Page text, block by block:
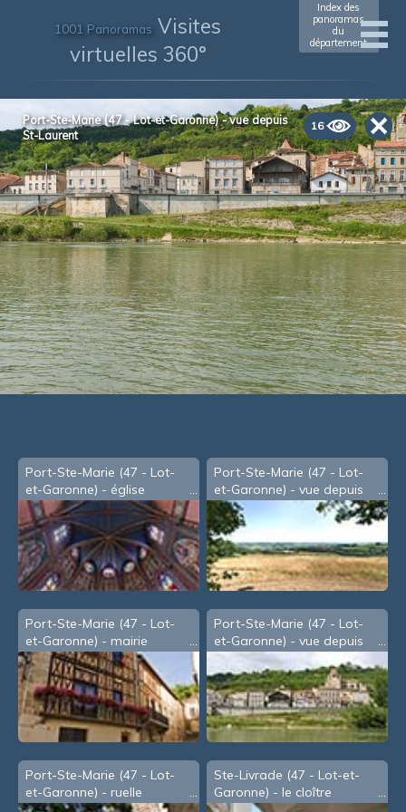
1001 Panoramas Visites
virtuelles 360°
Index des
panoramas
du
département
16
Port-Ste-Marie (47 - Lot-et-Garonne) - vue depuis
St-Laurent
Port-Ste-Marie (47 - Lot-
et-Garonne) - église
Port-Ste-Marie (47 - Lot-
et-Garonne) - vue depuis
St-Julien
Port-Ste-Marie (47 - Lot-
et-Garonne) - mairie
Port-Ste-Marie (47 - Lot-
et-Garonne) - vue depuis
St-Laurent
Port-Ste-Marie (47 - Lot-
et-Garonne) - ruelle
Ste-Livrade (47 - Lot-et-
Garonne) - le cloître